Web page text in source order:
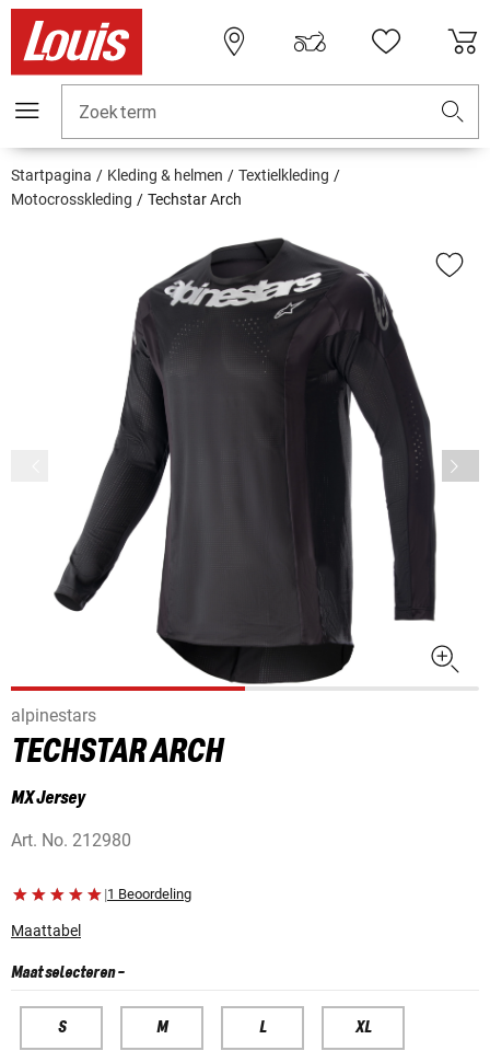
Zoekterm
Startpagina Kleding & helmen
Textielkleding
Motocrosskleding
Techstar Arch
alpinestars
TECHSTAR ARCH
MX Jersey
Art. No. 212980
|1 Beoordeling
Maattabel
Maat selecteren-
S M L XL